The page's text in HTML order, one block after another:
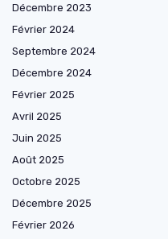
Décembre 2023
Février 2024
Septembre 2024
Décembre 2024
Février 2025
Avril 2025
Juin 2025
Août 2025
Octobre 2025
Décembre 2025
Février 2026